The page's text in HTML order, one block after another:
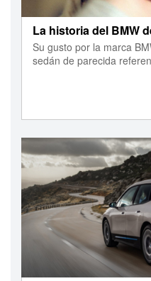
La historia del BMW
Su gusto por la marca
sedán de parecida